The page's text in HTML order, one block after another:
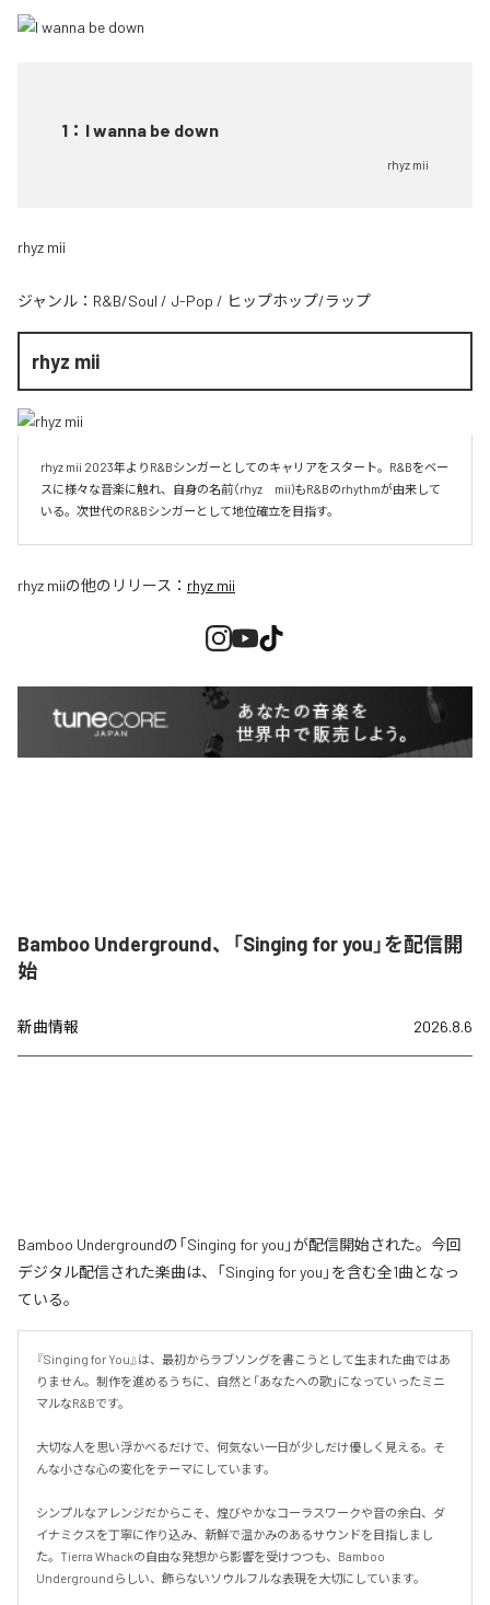
1 ： I wanna be down
rhyz mii
rhyz mii
ジャンル： R&B/Soul / J-Pop / ヒップホップ/ラップ
rhyz mii
rhyz mii 2023年よりR&Bシンガーとしてのキャリアをスタート。R&Bをベー
スに様々な音楽に触れ、自身の名前（rhyz　mii)もR&Bのrhythmが由来して
いる。次世代のR&Bシンガーとして地位確立を目指す。
rhyz miiの他のリリース： rhyz mii
Bamboo Underground、「Singing for you」を配信開
始
新曲情報 2026.8.6
Bamboo Undergroundの「Singing for you」が配信開始された。今回
デジタル配信された楽曲は、「Singing for you」を含む全1曲となっ
ている。
『Singing for You』は、最初からラブソングを書こうとして生まれた曲ではあ
りません。制作を進めるうちに、自然と「あなたへの歌」になっていったミニ
マルなR&Bです。
大切な人を思い浮かべるだけで、何気ない一日が少しだけ優しく見える。そ
んな小さな心の変化をテーマにしています。
シンプルなアレンジだからこそ、煌びやかなコーラスワークや音の余白、ダ
イナミクスを丁寧に作り込み、新鮮で温かみのあるサウンドを目指しまし
た。Tierra Whackの自由な発想から影響を受けつつも、Bamboo
Undergroundらしい、飾らないソウルフルな表現を大切にしています。